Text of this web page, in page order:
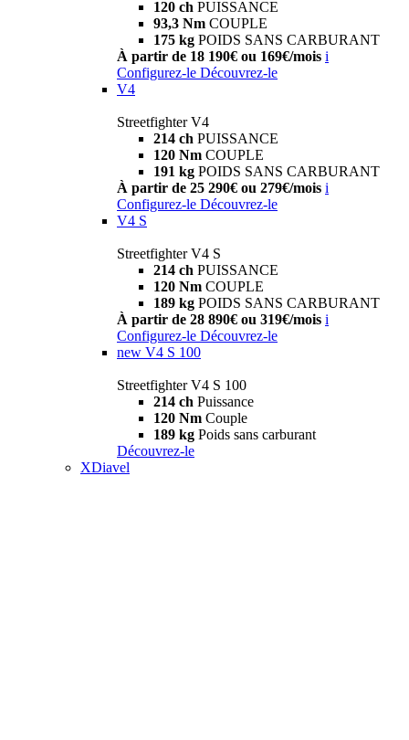
120 ch PUISSANCE
93,3 Nm COUPLE
175 kg POIDS SANS CARBURANT
À partir de 18 190€ ou 169€/mois i
Configurez-le Découvrez-le
V4
Streetfighter V4
214 ch PUISSANCE
120 Nm COUPLE
191 kg POIDS SANS CARBURANT
À partir de 25 290€ ou 279€/mois i
Configurez-le Découvrez-le
V4 S
Streetfighter V4 S
214 ch PUISSANCE
120 Nm COUPLE
189 kg POIDS SANS CARBURANT
À partir de 28 890€ ou 319€/mois i
Configurez-le Découvrez-le
new V4 S 100
Streetfighter V4 S 100
214 ch Puissance
120 Nm Couple
189 kg Poids sans carburant
Découvrez-le
XDiavel